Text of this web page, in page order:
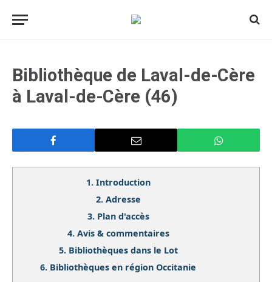
Bibliothèque de Laval-de-Cère
à Laval-de-Cère (46)
1. Introduction
2. Adresse
3. Plan d'accès
4. Avis & commentaires
5. Bibliothèques dans le Lot
6. Bibliothèques en région Occitanie